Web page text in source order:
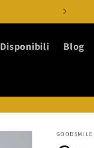
Disponibili Blog
GOODSMILE